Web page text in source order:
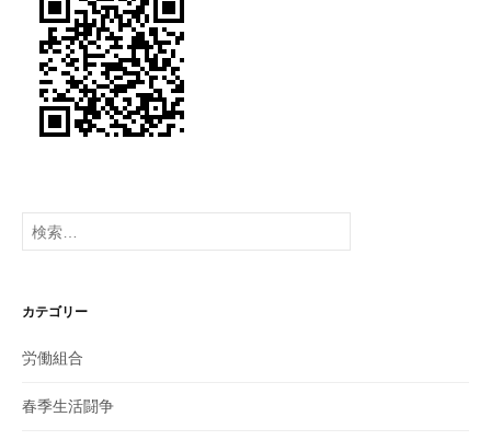
検
索:
カテゴリー
労働組合
春季生活闘争